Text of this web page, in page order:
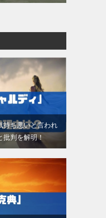
持ち悪いと言われ
判を解明！